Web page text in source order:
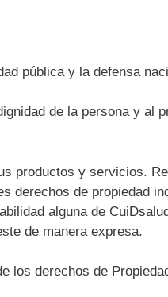
pública y la defensa
de la persona y al
productos y servicios.
derechos de propiedad
alguna de
de manera expresa.
los derechos de